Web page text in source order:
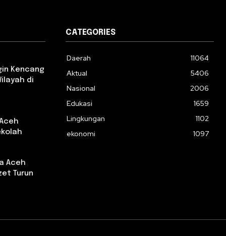
Kencang
di
Aceh
Turun
CATEGORIES
Daerah
11064
Aktual
5406
Nasional
2006
Edukasi
1659
Lingkungan
1102
ekonomi
1097